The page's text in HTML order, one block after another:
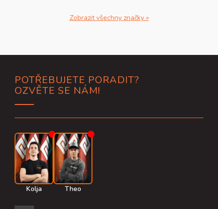
Zobrazit všechny značky »
POTŘEBUJETE PORADIT?
OZVĚTE SE NÁM!
Kolja Theo